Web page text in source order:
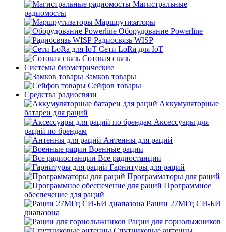
Магистральные
радиомосты
Маршрутизаторы
Оборудование Powerline
Радиосвязь WISP
Сети LoRa для IoT
Сотовая связь
Системы биометрические
Замков товары
Сейфов товары
Средства радиосвязи
Аккумуляторные
батареи для раций
Аксессуары для
раций по брендам
Антенны для раций
Военные рации
Все радиостанции
Гарнитуры для раций
Программаторы для раций
Программное
обеспечение для раций
Рации 27МГц СИ-БИ
диапазона
Рации для горнолыжников